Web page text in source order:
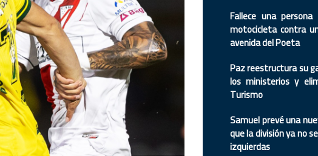
Fallece una
motocicleta contra
avenida del Poeta
Paz reestructura su
los ministerios y
Turismo
Samuel prevé una
que la división ya no
izquierdas